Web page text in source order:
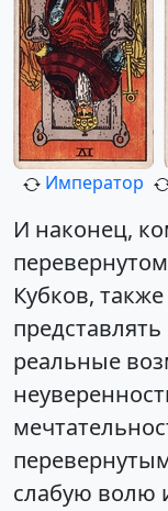
Император
И наконец,
Кубков,
реальные
слабую волю